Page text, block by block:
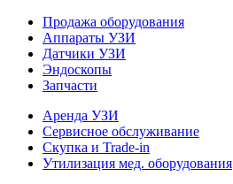
Продажа оборудования
Аппараты УЗИ
Датчики УЗИ
Эндоскопы
Запчасти
Аренда УЗИ
Сервисное обслуживание
Скупка и Trade-in
Утилизация мед. оборудования